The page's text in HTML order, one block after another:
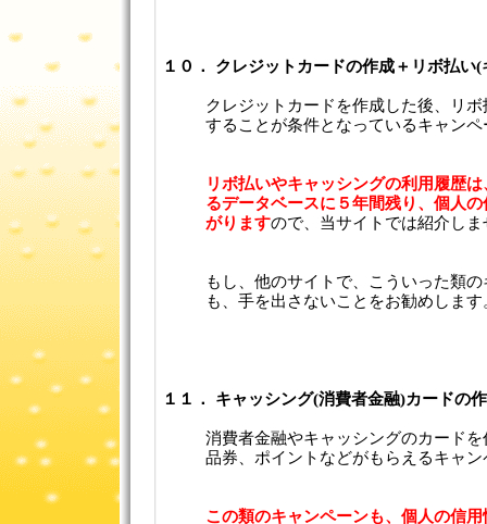
１０． クレジットカードの作成＋リボ払い
クレジットカードを作成した後、リ
することが条件となっているキャンペ
リボ払いやキャッシングの利用履歴
るデータベースに５年間残り、個人
がりますので、当サイトでは紹介しま
もし、他のサイトで、こういった類
も、手を出さないことをお勧めします
１１． キャッシング(消費者金融)カードの
消費者金融やキャッシングのカード
品券、ポイントなどがもらえるキャ
この類のキャンペーンも、個人の信